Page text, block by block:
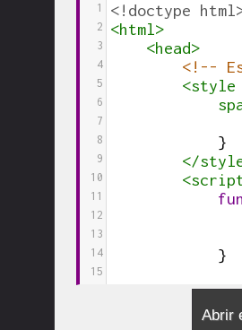
1 <!doctype
2 <html>
3 <head>
4 <!--
5 <style
6
7
8 }
9 </
10 <
11
12
13
14 }
15
Abrir